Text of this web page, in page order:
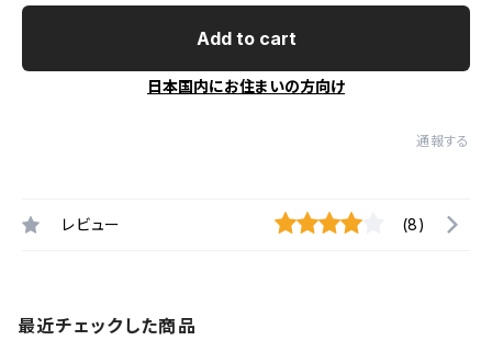
Add to cart
日本国内にお住まいの方向け
通報する
レビュー (8)
最近チェックした商品